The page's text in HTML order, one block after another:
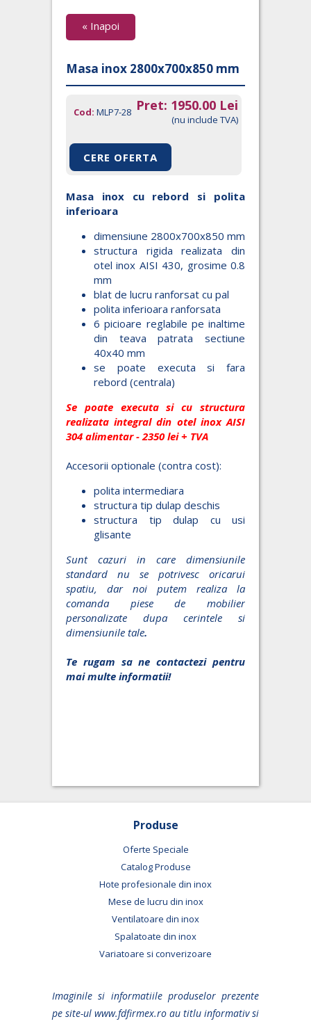
« Inapoi
Masa inox 2800x700x850 mm
Pret: 1950.00Lei
(nu include TVA)
Cod:MLP7-28
CERE OFERTA
Masa inox cu rebord si polita
inferioara
dimensiune 2800x700x850 mm
structura rigida realizata din
otel inox AISI 430, grosime 0.8
mm
blat de lucru ranforsat cu pal
polita inferioara ranforsata
6 picioare reglabile pe inaltime
din teava patrata sectiune
40x40 mm
se poate executa si fara
rebord (centrala)
Se poate executa si cu structura
realizata integral din otel inox AISI
304 alimentar - 2350 lei + TVA
Accesorii optionale (contra cost):
polita intermediara
structura tip dulap deschis
structura tip dulap cu usi
glisante
Sunt cazuri in care dimensiunile
standard nu se potrivesc oricarui
spatiu, dar noi putem realiza la
comanda piese de mobilier
personalizate dupa cerintele si
dimensiunile tale.
Te rugam sa ne contactezi pentru
mai multe informatii!
Produse
Oferte Speciale
Catalog Produse
Hote profesionale din inox
Mese de lucru din inox
Ventilatoare din inox
Spalatoate din inox
Variatoare si converizoare
Imaginile si informatiile produselor prezente
pe site-ul www.fdfirmex.ro au titlu informativ si